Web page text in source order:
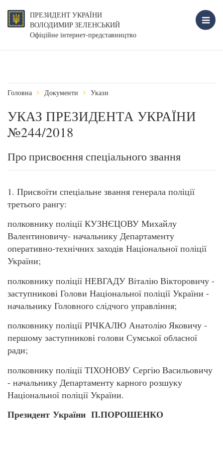
ПРЕЗИДЕНТ УКРАЇНИ
ВОЛОДИМИР ЗЕЛЕНСЬКИЙ
Офіційне інтернет-представництво
Головна Документи Укази
УКАЗ ПРЕЗИДЕНТА УКРАЇНИ
№244/2018
Про присвоєння спеціального звання
1. Присвоїти спеціальне звання генерала поліції
третього рангу:
полковнику поліції КУЗНЄЦОВУ Михайлу
Валентиновичу- начальнику Департаменту
оперативно-технічних заходів Національної поліції
України;
полковнику поліції НЕВГАДУ Віталію Вікторовичу -
заступникові Голови Національної поліції України -
начальнику Головного слідчого управління;
полковнику поліції РІЧКАЛЮ Анатолію Яковичу -
першому заступникові голови Сумської обласної
ради;
полковнику поліції ТІХОНОВУ Сергію Васильовичу
- начальнику Департаменту карного розшуку
Національної поліції України.
Президент України П.ПОРОШЕНКО